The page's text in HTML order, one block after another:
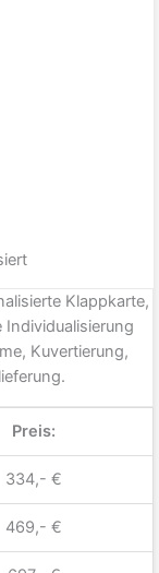
Klappkarte,
Kuvertierung,
Preis:
334,- €
469,- €